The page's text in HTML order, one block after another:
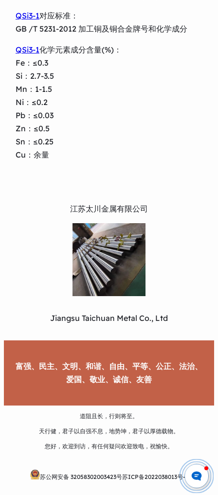
QSi3-1对应标准：
GB /T 5231-2012 加工铜及铜合金牌号和化学成分
QSi3-1化学元素成分含量(%)：
Fe：≤0.3
Si：2.7-3.5
Mn：1-1.5
Ni：≤0.2
Pb：≤0.03
Zn：≤0.5
Sn：≤0.25
Cu：余量
江苏太川金属有限公司
Jiangsu Taichuan Metal Co., Ltd
富强、民主、文明、和谐、自由、平等、公正、法治、
爱国、敬业、诚信、友善
道阻且长，行则将至。
天行健，君子以自强不息，地势坤，君子以厚德载物。
您好，欢迎到访，有任何疑问欢迎致电，祝愉快。
苏公网安备 32058302003423号苏ICP备2022038013号-1